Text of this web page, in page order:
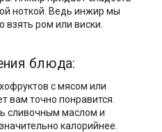
ноткой. Ведь инжир мы
ром или виски.
блюда:
с мясом или
вам точно понравится.
сливочным маслом и
калорийнее.